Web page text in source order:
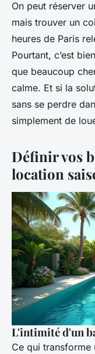
On peut réserver
mais trouver un
heures de Paris
Pourtant, c’est
que beaucoup
calme. Et si la
sans se perdre
simplement de
Définir vos
location
L'intimité d'un
Ce qui transforme